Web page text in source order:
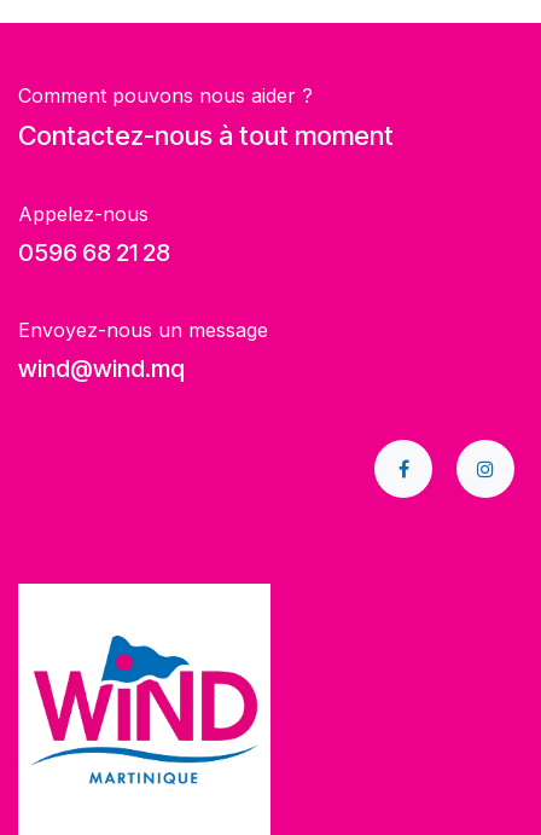
Comment pouvons nous aider ?
Contactez-nous à tout moment
Appelez-nous
0596 68 21 28
Envoyez-nous un message
wind@wind.mq